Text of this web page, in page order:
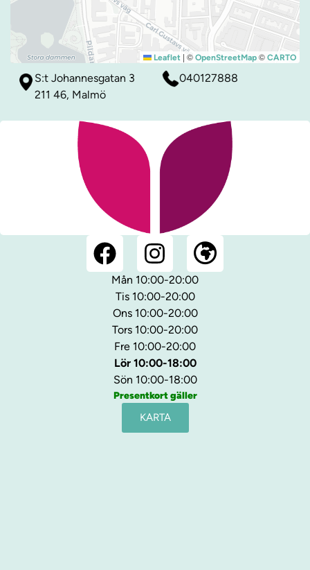
Leaflet | © OpenStreetMap © CARTO
S:t Johannesgatan 3
211 46, Malmö
040127888
Mån 10:00-20:00
Tis 10:00-20:00
Ons 10:00-20:00
Tors 10:00-20:00
Fre 10:00-20:00
Lör 10:00-18:00
Sön 10:00-18:00
Presentkort gäller
KARTA